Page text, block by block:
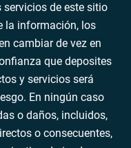
de este sitio
la información, los
cambiar de vez en
que deposites
y servicios será
En ningún caso
o daños, incluidos,
o consecuentes,